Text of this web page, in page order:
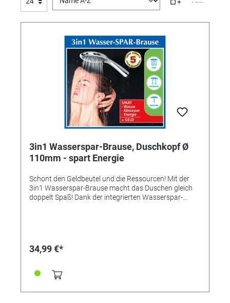
3in1 Wasserspar-Brause, Duschkopf Ø
110mm - spart Energie
Schont den Geldbeutel und die Ressourcen! Mit der
3in1 Wasserspar-Brause macht das Duschen gleich
doppelt Spaß! Dank der integrierten Wasserspar-
Erlebnis wie im Wellness-Urlaub! Passend für alle
Durchlauferhitzer geeignet. Extra-großer Duschkopf: Ø
110 mm. Material: ABS verchromt; Düsen: TPR. 5
34,99 €*